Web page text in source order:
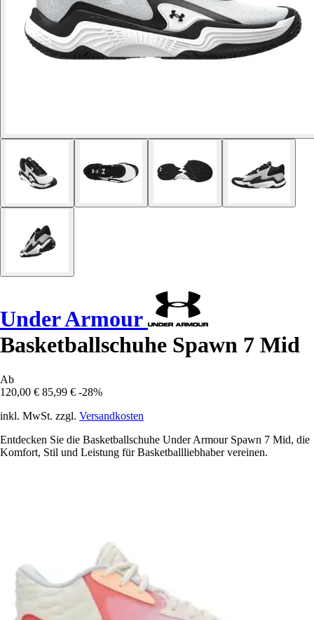
Under Armour
Basketballschuhe Spawn 7 Mid
Ab
120,00 € 85,99 € -28%
inkl. MwSt. zzgl. Versandkosten
Entdecken Sie die Basketballschuhe Under Armour Spawn 7 Mid, die
Komfort, Stil und Leistung für Basketballliebhaber vereinen.